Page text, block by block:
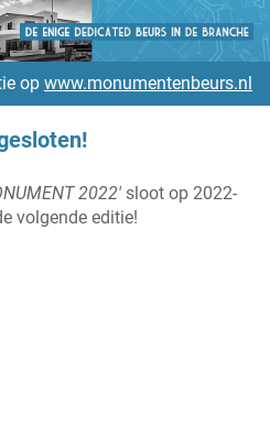
op www.monumentenbeurs.nl
2022' sloot op 2022-
volgende editie!